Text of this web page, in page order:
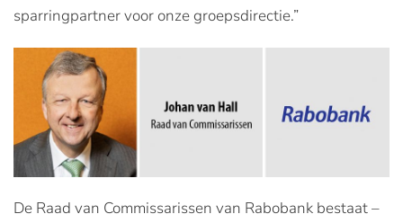
sparringpartner voor onze groepsdirectie.”
De Raad van Commissarissen van Rabobank bestaat –